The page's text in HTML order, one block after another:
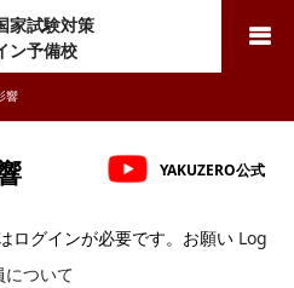
家試験対策
ン予備校
検索
響
YAKUZERO公式
ログインが必要です。お願い Log
について